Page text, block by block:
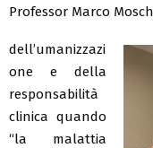
Professor Marco
dell’umanizzazi
one e della
responsabilità
clinica quando
“la malattia